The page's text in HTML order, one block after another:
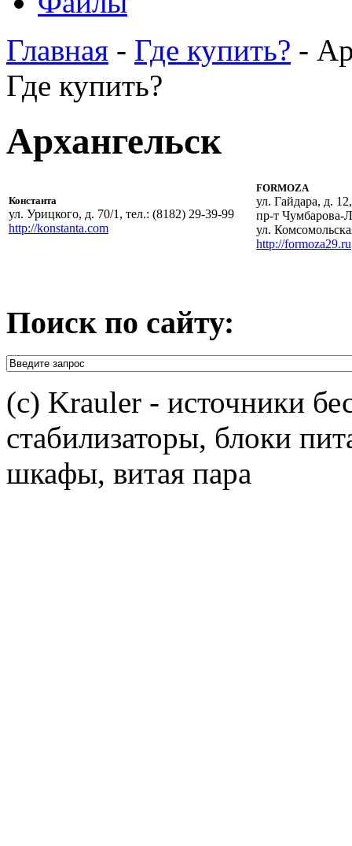
Главная - Где купить? -
Где купить?
Архангельск
Константа
ул. Урицкого, д. 70/1, тел.: (8182) 29-39-99
http://konstanta.com
FORMOZA
ул. Гайдара, д.
пр-т Чумбарова-
ул.
http://formoza29.ru
Поиск по сайту:
(c) Krauler - источники
стабилизаторы, блоки
шкафы, витая пара